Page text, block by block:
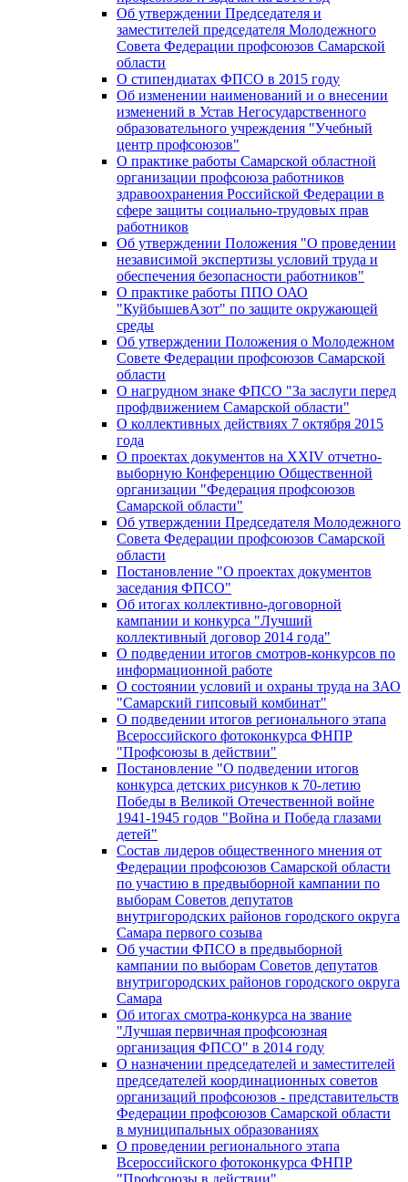
Об утверждении Председателя и
заместителей председателя Молодежного
Совета Федерации профсоюзов Самарской
области
О стипендиатах ФПСО в 2015 году
Об изменении наименований и о внесении
изменений в Устав Негосударственного
образовательного учреждения "Учебный
центр профсоюзов"
О практике работы Самарской областной
организации профсоюза работников
здравоохранения Российской Федерации в
сфере защиты социально-трудовых прав
работников
Об утверждении Положения "О проведении
независимой экспертизы условий труда и
обеспечения безопасности работников"
О практике работы ППО ОАО
"КуйбышевАзот" по защите окружающей
среды
Об утверждении Положения о Молодежном
Совете Федерации профсоюзов Самарской
области
О нагрудном знаке ФПСО "За заслуги перед
профдвижением Самарской области"
О коллективных действиях 7 октября 2015
года
О проектах документов на XXIV отчетно-
выборную Конференцию Общественной
организации "Федерация профсоюзов
Самарской области"
Об утверждении Председателя Молодежного
Совета Федерации профсоюзов Самарской
области
Постановление "О проектах документов
заседания ФПСО"
Об итогах коллективно-договорной
кампании и конкурса "Лучший
коллективный договор 2014 года"
О подведении итогов смотров-конкурсов по
информационной работе
О состоянии условий и охраны труда на ЗАО
"Самарский гипсовый комбинат"
О подведении итогов регионального этапа
Всероссийского фотоконкурса ФНПР
"Профсоюзы в действии"
Постановление "О подведении итогов
конкурса детских рисунков к 70-летию
Победы в Великой Отечественной войне
1941-1945 годов "Война и Победа глазами
детей"
Состав лидеров общественного мнения от
Федерации профсоюзов Самарской области
по участию в предвыборной кампании по
выборам Советов депутатов
внутригородских районов городского округа
Самара первого созыва
Об участии ФПСО в предвыборной
кампании по выборам Советов депутатов
внутригородских районов городского округа
Самара
Об итогах смотра-конкурса на звание
"Лучшая первичная профсоюзная
организация ФПСО" в 2014 году
О назначении председателей и заместителей
председателей координационных советов
организаций профсоюзов - представительств
Федерации профсоюзов Самарской области
в муниципальных образованиях
О проведении регионального этапа
Всероссийского фотоконкурса ФНПР
"Профсоюзы в действии"